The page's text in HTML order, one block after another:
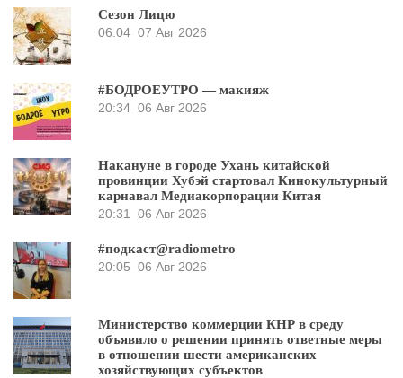
Сезон Лицю
06:04 07 Авг 2026
#БОДРОЕУТРО — макияж
20:34 06 Авг 2026
Накануне в городе Ухань китайской
провинции Хубэй стартовал Кинокультурный
карнавал Медиакорпорации Китая
20:31
06 Авг 2026
#подкаст@radiometro
20:05 06 Авг 2026
Министерство коммерции КНР в среду
объявило о решении принять ответные меры
в отношении шести американских
хозяйствующих субъектов